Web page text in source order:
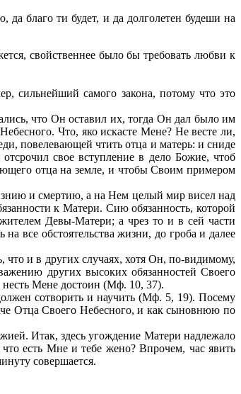
благо ти будет, и да долголетен будеши на
свойственнее было бы требовать любви к
сильнейший самого закона, потому что это
что Он оставил их, тогда Он дал было им
Что, яко искасте Мене? Не весте ли,
повелевающей чтить отца и матерь: и сниде
свое вступление в дело Божие, чтоб
отца на земле, и чтобы Своим примером
и смертию, а на Нем целый мир висел над
к Матери. Сию обязанность, которой
Девы-Матери; а чрез то и в сей части
все обстоятельства жизни, до гроба и далее
что и в других случаях, хотя Он, по-видимому,
других высоких обязанностей Своего
Мене достоин (Мф. 10, 37).
сотворить и научить (Мф. 5, 19). Посему
Отца Своего Небесного, и как сыновнюю по
Итак, здесь угождение Матери надлежало
есть Мне и тебе жено? Впрочем, час явить
совершается.